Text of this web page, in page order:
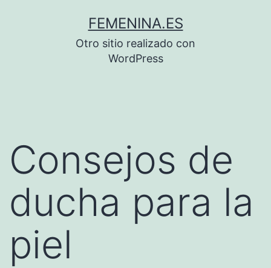
FEMENINA.ES
Otro sitio realizado con
WordPress
Consejos de
ducha para la
piel